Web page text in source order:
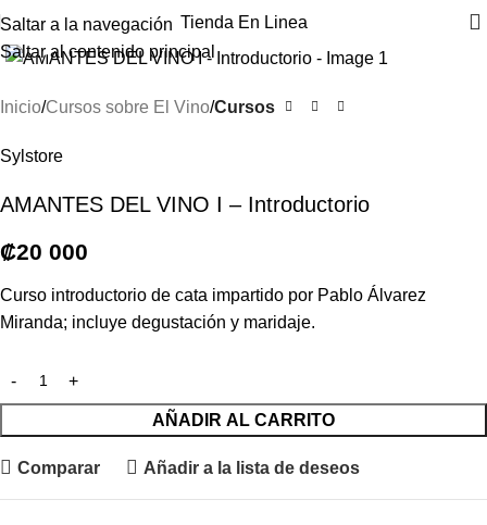
Saltar a la navegación
Saltar al contenido principal
Tienda En Linea
Haga clic para ampliar
Inicio Cursos sobre El Vino Cursos
Sylstore
AMANTES DEL VINO I – Introductorio
₡20 000
Curso introductorio de cata impartido por Pablo Álvarez
Miranda; incluye degustación y maridaje.
AÑADIR AL CARRITO
Comparar Añadir a la lista de deseos